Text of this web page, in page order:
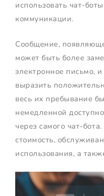
использовать чат-
коммуникации.
Сообщение,
может быть более
электронное письмо,
выразить
весь их пребывание
немедленной
через самого чат-
стоимость,
использования, а